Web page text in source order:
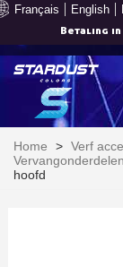
Français English
Betaling in
Home > Verf
hoofd